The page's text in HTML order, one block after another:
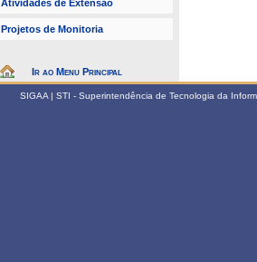
Atividades de Extensão
Projetos de Monitoria
Ir ao Menu Principal
SIGAA | STI - Superintendência de Tecnologia da